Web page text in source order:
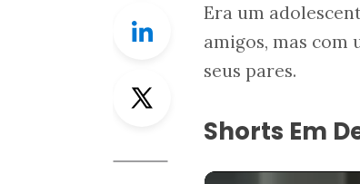
Linkedin
Twitter
Era um
amigos, mas
seus pares.
Shorts Em